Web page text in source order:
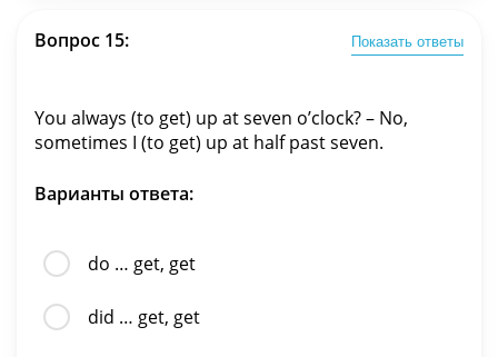
Вопрос 15: Показать ответы
You always (to get) up at seven o’clock? – No,
sometimes I (to get) up at half past seven.
Варианты ответа:
do … get, get
did … get, get